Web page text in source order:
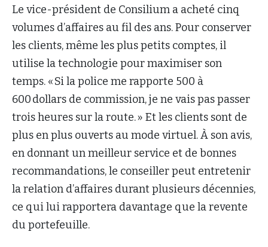
Le vice-président de Consilium a acheté cinq
volumes d’affaires au fil des ans. Pour conserver
les clients, même les plus petits comptes, il
utilise la technologie pour maximiser son
temps. « Si la police me rapporte 500 à
600 dollars de commission, je ne vais pas passer
trois heures sur la route. » Et les clients sont de
plus en plus ouverts au mode virtuel. À son avis,
en donnant un meilleur service et de bonnes
recommandations, le conseiller peut entretenir
la relation d’affaires durant plusieurs décennies,
ce qui lui rapportera davantage que la revente
du portefeuille.